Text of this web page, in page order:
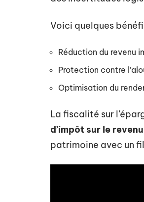
Voici quelques
Réduction du revenu
Protection contre
Optimisation du
La fiscalité sur
d’impôt sur le revenu
patrimoine avec un